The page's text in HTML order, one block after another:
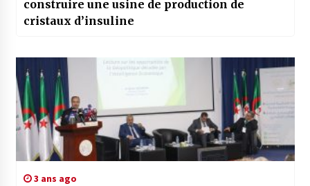
construire une usine de production de
cristaux d’insuline
3 ans ago